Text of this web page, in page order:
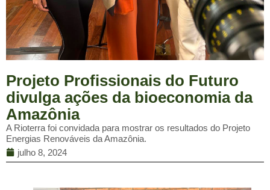
Projeto Profissionais do Futuro
divulga ações da bioeconomia da
Amazônia
A Rioterra foi convidada para mostrar os resultados do Projeto
Energias Renováveis da Amazônia.
julho 8, 2024